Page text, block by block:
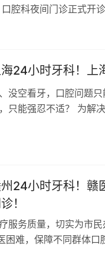
腔科夜间门诊正式开
口腔问题的朋友 都…
24小时牙科！上
没空看牙，口腔问题
只能强忍不适？ 为解
24小时牙科！赣
！
服务质量，切实为市
困难，保障不同群体
本着“一切以患者为中心